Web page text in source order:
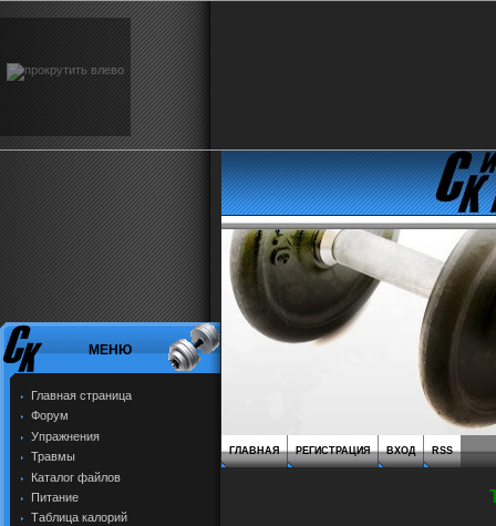
МЕНЮ
Главная страница
Форум
Упражнения
Травмы
Каталог файлов
Питание
Таблица калорий
ГЛАВНАЯ РЕГИСТРАЦИЯ ВХОД RSS